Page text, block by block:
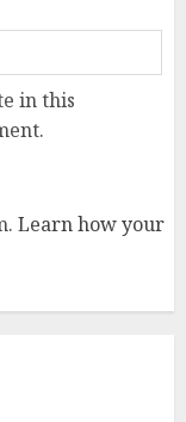
in this
Learn how your